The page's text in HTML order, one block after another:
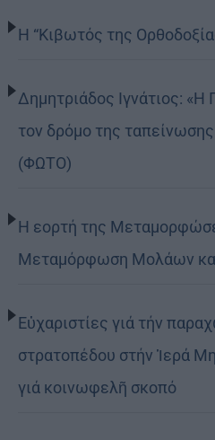
Η “Κιβωτός της
Δημητριάδος Ιγνάτιος: «Η
τον δρόμο της
(ΦΩΤΟ)
Η εορτή της
Μεταμόρφωση Μολάων
Εὐχαριστίες γιά τήν
στρατοπέδου στήν Ἱερά
γιά κοινωφελῆ σκοπό